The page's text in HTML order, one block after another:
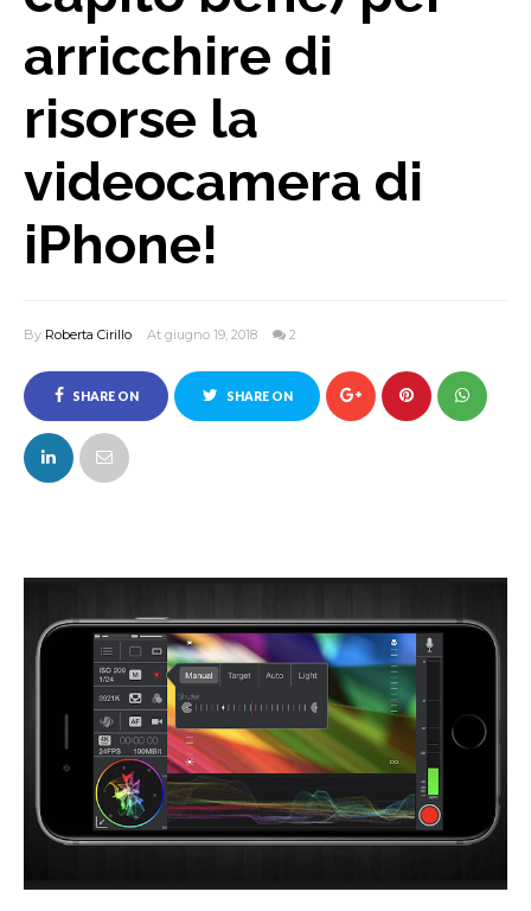
arricchire di
risorse la
videocamera di
iPhone!
By Roberta Cirillo At giugno 19, 2018 2
SHARE ON
FACEBOOK
SHARE ON